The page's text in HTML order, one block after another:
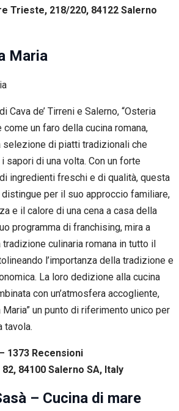
Trieste, 218/220, 84122 Salerno
Maria
Cava de’ Tirreni e Salerno, “Osteria
come un faro della cucina romana,
selezione di piatti tradizionali che
sapori di una volta. Con un forte
ingredienti freschi e di qualità, questa
per il suo approccio familiare,
e il calore di una cena a casa della
programma di franchising, mira a
culinaria romana in tutto il
l’importanza della tradizione e
La loro dedizione alla cucina
con un’atmosfera accogliente,
Maria” un punto di riferimento unico per
tavola.
1373 Recensioni
84100 Salerno SA, Italy
– Cucina di mare